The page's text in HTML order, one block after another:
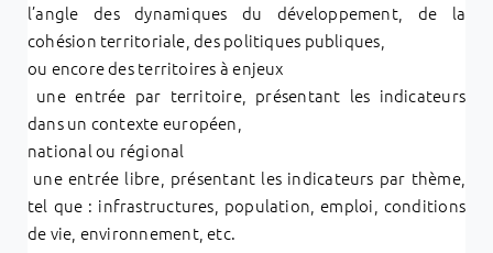
l’angle des dynamiques du développement, de la
cohésion territoriale, des politiques publiques,
ou encore des territoires à enjeux
une entrée par territoire, présentant les indicateurs
dans un contexte européen,
national ou régional
une entrée libre, présentant les indicateurs par thème,
tel que : infrastructures, population, emploi, conditions
de vie, environnement, etc.